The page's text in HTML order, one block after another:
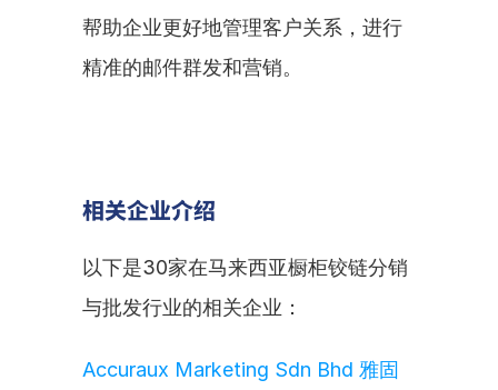
帮助企业更好地管理客户关系，进行
精准的邮件群发和营销。
相关企业介绍
以下是30家在马来西亚橱柜铰链分销
与批发行业的相关企业：
Accuraux Marketing Sdn Bhd 雅固